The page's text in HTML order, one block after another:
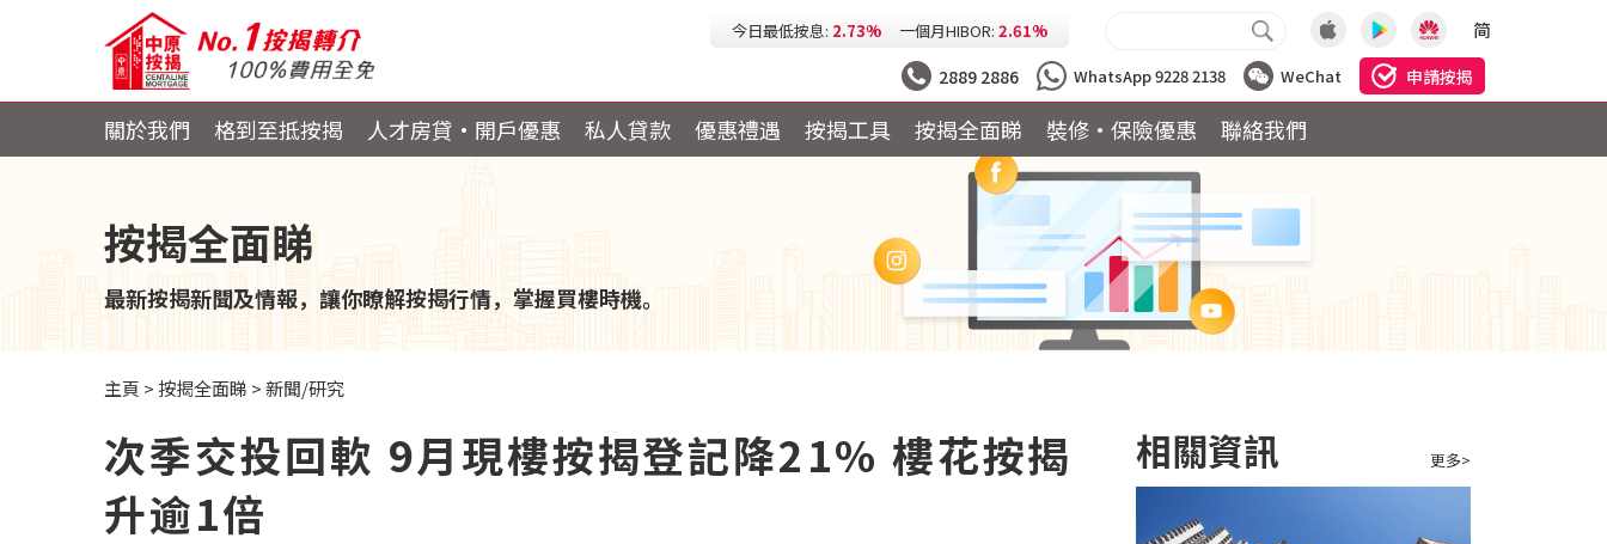
今日最低按息: 2.73% 一個月HIBOR: 2.61%
今日最低H按: 3.25%
简
2889 2886 WhatsApp 9228 2138 WeChat 申請按揭
關於我們 格到至抵按揭 人才房貸・開戶優惠 私人貸款 優惠禮遇 按揭工具 按揭全面睇 裝修·保險優惠 聯絡我們
按揭全面睇
最新按揭新聞及情報，讓你瞭解按揭行情，掌握買樓時機。
主頁 >按揭全面睇 >新聞/研究
次季交投回軟 9月現樓按揭登記降21% 樓花按揭
升逾1倍
相關資訊 更多>